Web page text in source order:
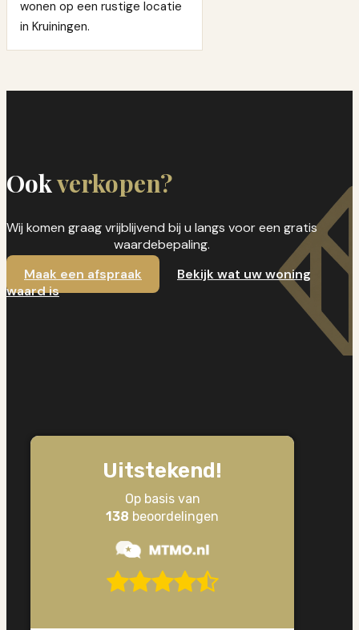
wonen op een rustige locatie
in Kruiningen.
Ookverkopen?
Wij komen graag vrijblijvend bij u langs voor een gratis
waardebepaling.
Maak een afspraak
Bekijk wat uw woning
waard is